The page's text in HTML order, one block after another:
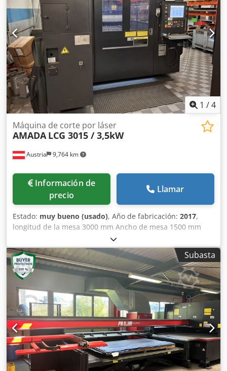
plegadora CNC, ejes Y1, Y2, X1 y R controlados, armario de
accesorios con su contenido, Dedpozpaqfsfx Aiwewa poco
uso
1 /4
Austria 9,764 km
Máquina de corte por láser
AMADA LCG 3015 / 3,5kW
Información de
precio
Llamar
Estado: muy bueno (usado), Año de fabricación: 2017,
longitud de la mesa 3000 mm Ancho de mesa 1500 mm
cabezales de quemador 1 Control FANUC AF3500i-C
requisito de potencia total 3,5 kW Peso de la máquina
aprox. 12,5 t Djdpfx Aisvwgu Dswjwa Requerimientos de
espacio aprox. 12300 x 6000 x 2200 m Modelo: Amada
LCG3015 3,5kw Resonador láser: AF3500i-C Cambiador de
palets: LST 3015 Serie G Ejes controlados: ejes X, Y, Z (tres
ejes controlados simultáneamente) Recorrido del eje: 3070
x 1550 x 100 mm (eje Z) Espesor máximo del material Acero
estructural de 20 mm Acero inoxidable de 10 mm Aluminio
de 8 mm (A5052) Dimensiones máximas de procesamiento:
3070 mm x 1550 mm Velocidad máxima de alimentación
simultánea: X/Y, 170 m/min Precisión de posicionamiento:
+/- 0,01 mm Masa máxima del material: 920 kg Potencia
Subasta